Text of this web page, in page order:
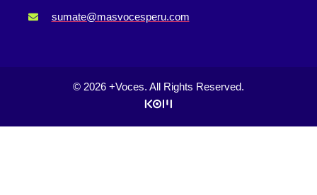
sumate@masvocesperu.com
© 2026 +Voces. All Rights Reserved.